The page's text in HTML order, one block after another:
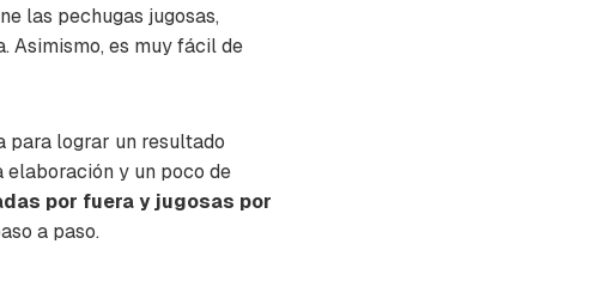
las pechugas jugosas,
Asimismo, es muy fácil de
para lograr un resultado
elaboración y un poco de
por fuera y jugosas por
a paso.